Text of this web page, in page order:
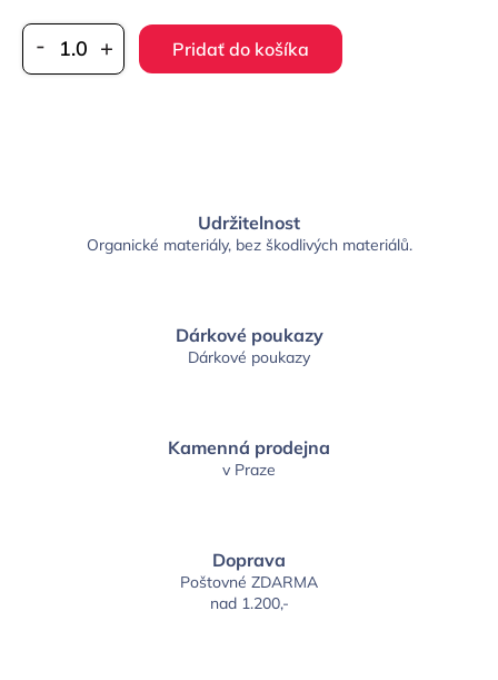
Pridať do košíka
Udržitelnost
Organické materiály, bez škodlivých materiálů.
Dárkové poukazy
Dárkové poukazy
Kamenná prodejna
v Praze
Doprava
Poštovné ZDARMA
nad 1.200,-